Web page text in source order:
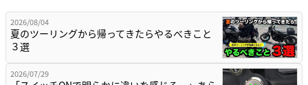
2026/08/04
夏のツーリングから帰ってきたらやるべきこと
３選
2026/07/29